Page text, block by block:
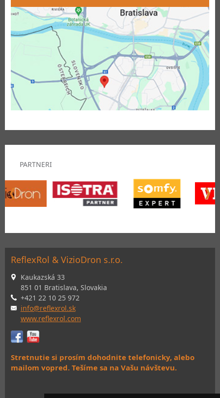
PARTNERI
ReflexRol & VizioDron s.r.o.
Kaukazská 33
851 01 Bratislava, Slovakia
+421 22 10 25 972
info@reflexrol.sk
www.reflexrol.com
Stretnutie si prosím dohodnite telefonicky, alebo
mailom vopred. Tešíme sa na Vašu návštevu.